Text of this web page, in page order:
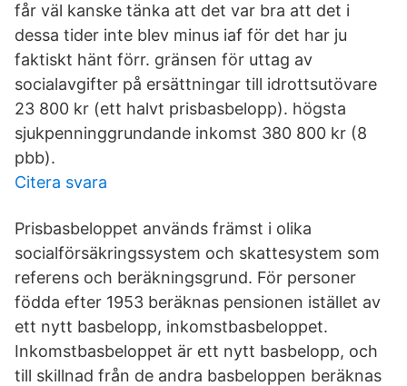
får väl kanske tänka att det var bra att det i
dessa tider inte blev minus iaf för det har ju
faktiskt hänt förr. gränsen för uttag av
socialavgifter på ersättningar till idrottsutövare
23 800 kr (ett halvt prisbasbelopp). högsta
sjukpenninggrundande inkomst 380 800 kr (8
pbb).
Citera svara
Prisbasbeloppet används främst i olika
socialförsäkringssystem och skattesystem som
referens och beräkningsgrund. För personer
födda efter 1953 beräknas pensionen istället av
ett nytt basbelopp, inkomstbasbeloppet.
Inkomstbasbeloppet är ett nytt basbelopp, och
till skillnad från de andra basbeloppen beräknas